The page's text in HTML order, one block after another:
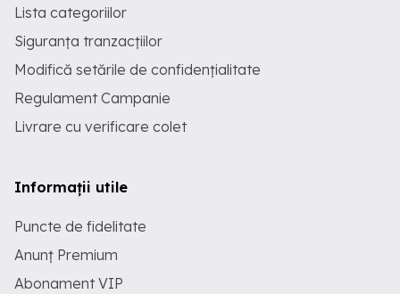
Lista categoriilor
Siguranța tranzacțiilor
Modifică setările de confidențialitate
Regulament Campanie
Livrare cu verificare colet
Informații utile
Puncte de fidelitate
Anunț Premium
Abonament VIP